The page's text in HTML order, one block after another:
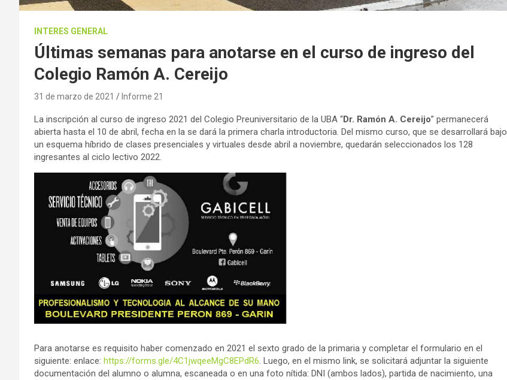
INTERES GENERAL
Últimas semanas para anotarse en el curso de ingreso del
Colegio Ramón A. Cereijo
31 de marzo de 2021 Informe 21
La inscripción al curso de ingreso 2021 del Colegio Preuniversitario de la UBA “Dr. Ramón A. Cereijo” permanecerá
abierta hasta el 10 de abril, fecha en la se dará la primera charla introductoria. Del mismo curso, que se desarrollará bajo
un esquema híbrido de clases presenciales y virtuales desde abril a noviembre, quedarán seleccionados los 128
ingresantes al ciclo lectivo 2022.
Para anotarse es requisito haber comenzado en 2021 el sexto grado de la primaria y completar el formulario en el
siguiente: enlace: https://forms.gle/4C1jwqeeMgC8EPdR6. Luego, en el mismo link, se solicitará adjuntar la siguiente
documentación del alumno o alumna, escaneada o en una foto nítida: DNI (ambos lados), partida de nacimiento, una